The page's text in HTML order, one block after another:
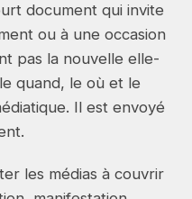
document qui invite
ou à une occasion
pas la nouvelle elle-
quand, le où et le
Il est envoyé
les médias à couvrir